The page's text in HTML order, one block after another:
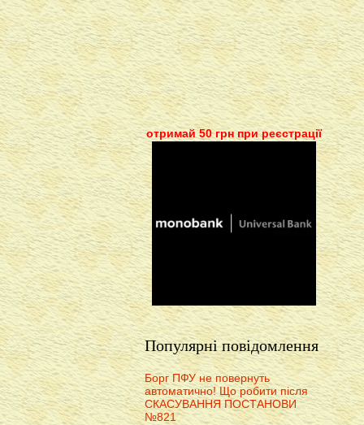
отримай 50 грн при реєстрації
Популярні повідомлення
Борг ПФУ не повернуть
автоматично! Що робити після
СКАСУВАННЯ ПОСТАНОВИ
№821